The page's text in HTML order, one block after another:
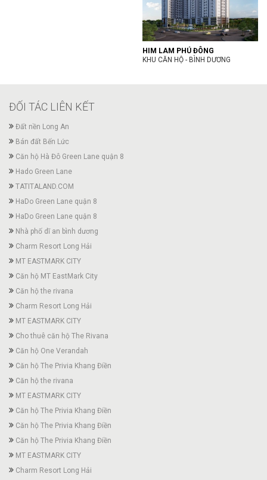
HIM LAM PHÚ ĐÔNG
KHU CĂN HỘ - BÌNH DƯƠNG
ĐỐI TÁC LIÊN KẾT
Đất nền Long An
Bán đất Bến Lức
Căn hộ Hà Đô Green Lane quận 8
Hado Green Lane
TATITALAND.COM
HaDo Green Lane quận 8
HaDo Green Lane quận 8
Nhà phố dĩ an bình dương
Charm Resort Long Hải
MT EASTMARK CITY
Căn hộ MT EastMark City
Căn hộ the rivana
Charm Resort Long Hải
MT EASTMARK CITY
Cho thuê căn hộ The Rivana
Căn hộ One Verandah
Căn hộ The Privia Khang Điền
Căn hộ the rivana
MT EASTMARK CITY
Căn hộ The Privia Khang Điền
Căn hộ The Privia Khang Điền
Căn hộ The Privia Khang Điền
MT EASTMARK CITY
Charm Resort Long Hải